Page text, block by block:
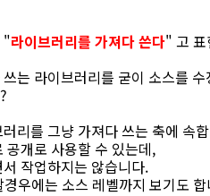
"라이브러리를 가져다 쓴다" 고 표
는 라이브러리를 굳이 소스를 수
리를 그냥 가져다 쓰는 축에 속
공개로 사용할 수 있는데,
작업하지는 않습니다.
우에는 소스 레벨까지 보기도 합